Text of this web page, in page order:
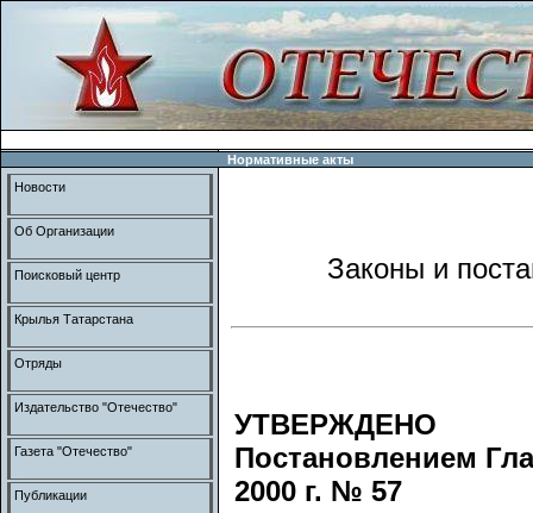
Нормативные акты
Законы и
УТВЕРЖДЕНО
Постановлением
2000 г. № 57
Новости
Об Организации
Поисковый центр
Крылья Татарстана
Отряды
Издательство "Отечество"
Газета "Отечество"
Публикации